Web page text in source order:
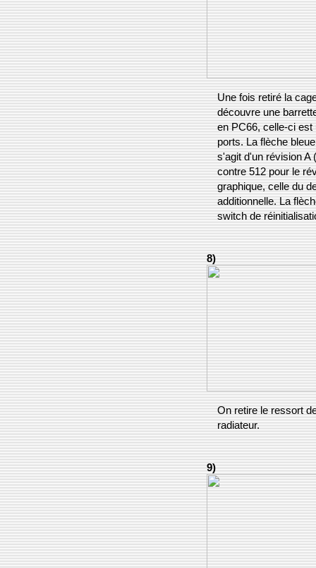
Une fois retiré la
découvre une
en PC66, celle-ci
ports. La flèche
s'agit d'un révision A
contre 512 pour le
graphique, celle du
additionnelle. La
switch de
8)
On retire le ressort
radiateur.
9)